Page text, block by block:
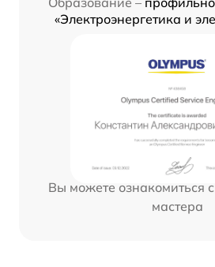
«Электроэнергетика и
Вы можете ознакомиться
мастера